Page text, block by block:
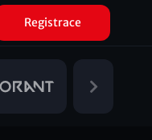
Registrace